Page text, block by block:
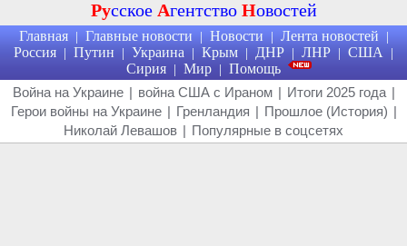
Русское Агентство Новостей
Главная | Главные новости | Новости | Лента новостей |
Россия | Путин | Украина | Крым | ДНР | ЛНР | США |
Сирия | Мир | Помощь
Война на Украине | война США с Ираном | Итоги 2025 года |
Герои войны на Украине | Гренландия | Прошлое (История) |
Николай Левашов | Популярные в соцсетях